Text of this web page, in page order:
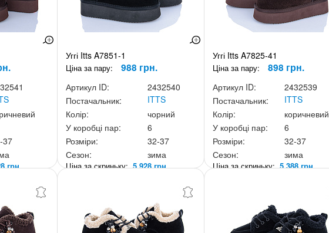
37
грн.
Уггі Itts A7851-1
Ціна за пару: 988 грн.
Артикул ID:
2432540
Постачальник:
ITTS
Колір:
чорний
У коробці пар:
6
Розміри:
32-37
Сезон:
зима
Ціна за скриньку:5 928 грн.
Уггі Itts A7825-41
Ціна за пару: 898 грн.
Артикул ID:
2432539
Постачальник:
ITTS
Колір:
коричневий
У коробці пар:
6
Розміри:
32-37
Сезон:
зима
Ціна за скриньку:5 388 грн.